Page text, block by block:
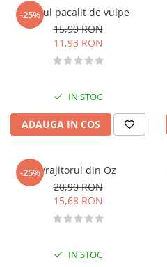
Feng Shui
Medicina alternativa
Sa nu razi :((
Actiune si Aventura
Clasici
Crime, Thriller, Mistery
Literatura romana
-25%
Ursul pacalit de vulpe
15,90 RON
11,93 RON
IN STOC
ADAUGA IN COS
-25%Vrajitorul din Oz
20,90 RON
15,68 RON
IN STOC